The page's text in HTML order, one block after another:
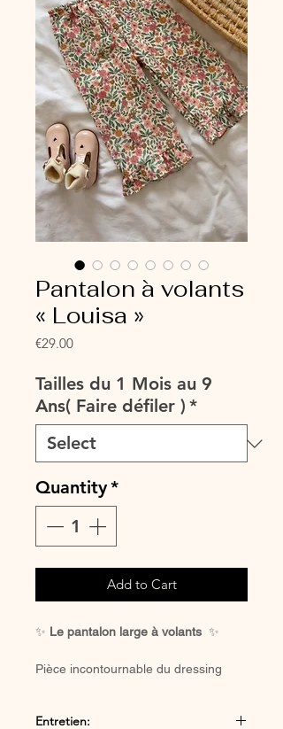
Pantalon à volants
« Louisa »
€29.00Price
Tailles du 1 Mois au 9
Ans( Faire défiler ) *
Quantity*
Add to Cart
✨ Le pantalon large à volants ✨
Pièce incontournable du dressing
fluide et féminine.
Entretien: